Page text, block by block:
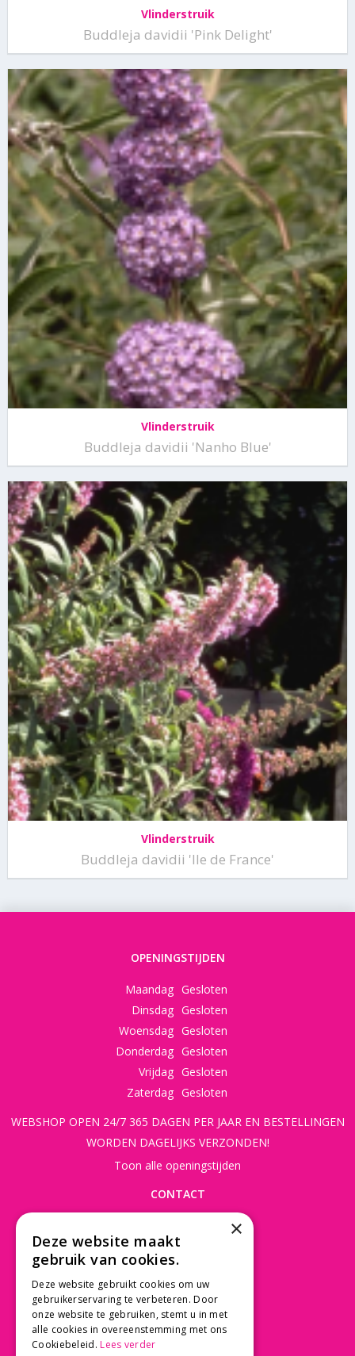
Vlinderstruik
Buddleja davidii 'Pink Delight'
Vlinderstruik
Buddleja davidii 'Nanho Blue'
Vlinderstruik
Buddleja davidii 'Ile de France'
OPENINGSTIJDEN
Maandag Gesloten
Dinsdag Gesloten
Woensdag Gesloten
Donderdag Gesloten
Vrijdag Gesloten
Zaterdag Gesloten
WEBSHOP OPEN 24/7 365 DAGEN PER JAAR EN BESTELLINGEN
WORDEN DAGELIJKS VERZONDEN!
Toon alle openingstijden
CONTACT
3997 MK 't Goy
030 - 60 11 365
info@tuincentrumdebruijn.nl
×
Deze website maakt
gebruik van cookies.
Deze website gebruikt cookies om uw
gebruikerservaring te verbeteren. Door
onze website te gebruiken, stemt u in met
alle cookies in overeenstemming met ons
Cookiebeleid. Lees verder